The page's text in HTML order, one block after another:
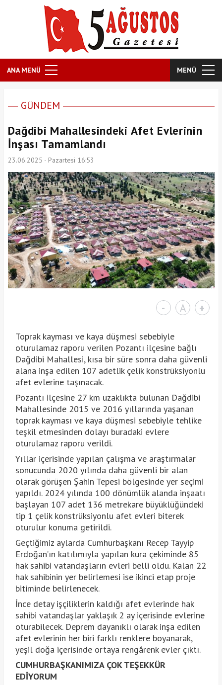
ANA MENÜ MENÜ
GÜNDEM
Dağdibi Mahallesindeki Afet Evlerinin
İnşası Tamamlandı
23.06.2025 - Pazartesi 16:53
- A +
Toprak kayması ve kaya düşmesi sebebiyle
oturulamaz raporu verilen Pozantı ilçesine bağlı
Dağdibi Mahallesi, kısa bir süre sonra daha güvenli
alana inşa edilen 107 adetlik çelik konstrüksiyonlu
afet evlerine taşınacak.
Pozantı ilçesine 27 km uzaklıkta bulunan Dağdibi
Mahallesinde 2015 ve 2016 yıllarında yaşanan
toprak kayması ve kaya düşmesi sebebiyle tehlike
teşkil etmesinden dolayı buradaki evlere
oturulamaz raporu verildi.
Yıllar içerisinde yapılan çalışma ve araştırmalar
sonucunda 2020 yılında daha güvenli bir alan
olarak görüşen Şahin Tepesi bölgesinde yer seçimi
yapıldı. 2024 yılında 100 dönümlük alanda inşaatı
başlayan 107 adet 136 metrekare büyüklüğündeki
tip 1 çelik konstrüksiyonlu afet evleri biterek
oturulur konuma getirildi.
Geçtiğimiz aylarda Cumhurbaşkanı Recep Tayyip
Erdoğan’ın katılımıyla yapılan kura çekiminde 85
hak sahibi vatandaşların evleri belli oldu. Kalan 22
hak sahibinin yer belirlemesi ise ikinci etap proje
bitiminde belirlenecek.
İnce detay işçiliklerin kaldığı afet evlerinde hak
sahibi vatandaşlar yaklaşık 2 ay içerisinde evlerine
oturabilecek. Deprem dayanıklı olarak inşa edilen
afet evlerinin her biri farklı renklere boyanarak,
yeşil doğa içerisinde ortaya rengârenk evler çıktı.
CUMHURBAŞKANIMIZA ÇOK TEŞEKKÜR
EDİYORUM